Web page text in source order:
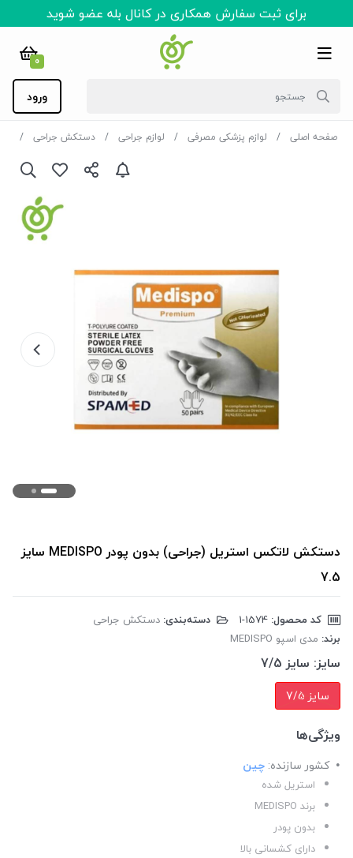
برای ثبت سفارش همکاری در کانال بله عضو شوید
0
ورود
صفحه اصلی لوازم پزشکی مصرفی لوازم جراحی دستکش جراحی
دستکش لاتکس استریل (جراحی) بدون پودر MEDISPO سایز
7.5
کد محصول: دسته‌بندی: دستکش جراحی
برند: مدی اسپو MEDISPO
سایز: سایز 7/5
سایز 7/5
ویژگی‌ها
کشور سازنده: چین
استریل شده
برند MEDISPO
بدون پودر
دارای کشسانی بالا